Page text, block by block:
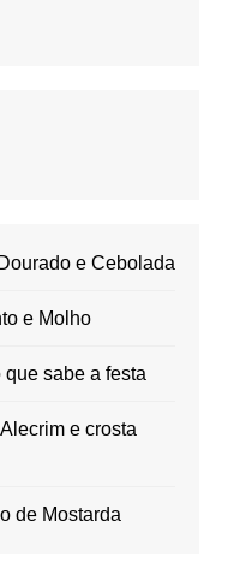
e Cebolada
e Molho
sabe a festa
e crosta
de Mostarda